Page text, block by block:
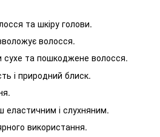
та шкіру голови.
волосся.
сухе та пошкоджене волосся.
і природний блиск.
еластичним і слухняним.
використання.